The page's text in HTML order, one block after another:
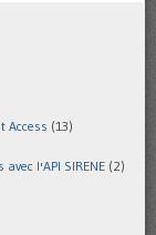
Access (13)
l'API SIRENE (2)